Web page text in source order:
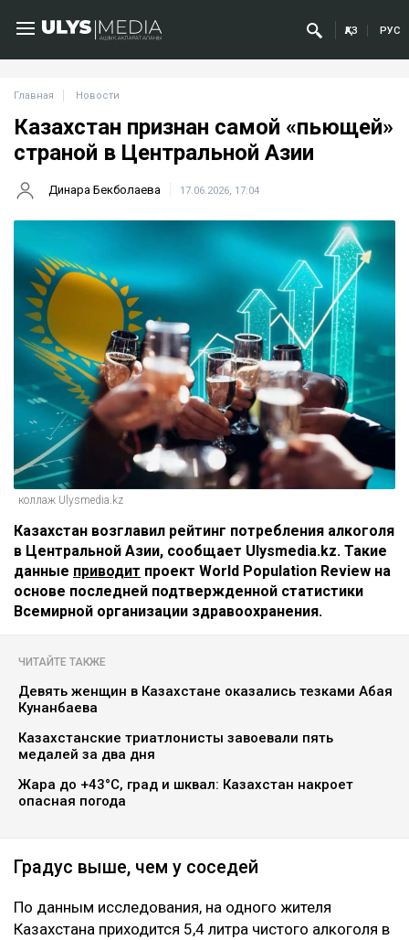
ҚАЗ РУС
Главная Новости
Казахстан признан самой «пьющей»
страной в Центральной Азии
Динара Бекболаева 17.06.2026, 17:04
коллаж Ulysmedia.kz
Казахстан возглавил рейтинг потребления алкоголя
в Центральной Азии, сообщает Ulysmedia.kz. Такие
данные приводит проект World Population Review на
основе последней подтвержденной статистики
Всемирной организации здравоохранения.
ЧИТАЙТЕ ТАКЖЕ
Девять женщин в Казахстане оказались тезками Абая
Кунанбаева
Казахстанские триатлонисты завоевали пять
медалей за два дня
Жара до +43°C, град и шквал: Казахстан накроет
опасная погода
Градус выше, чем у соседей
По данным исследования, на одного жителя
Казахстана приходится 5,4 литра чистого алкоголя в